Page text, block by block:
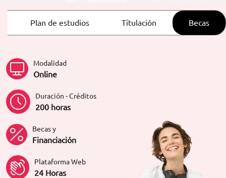
Plan de estudios Titulación Becas
Modalidad
Online
Duración - Créditos
200 horas
Becas y
Financiación
Plataforma Web
24 Horas